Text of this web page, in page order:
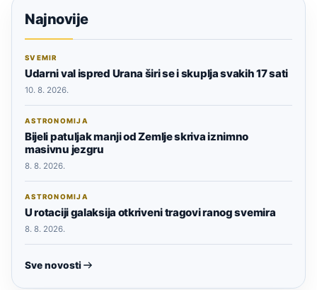
Najnovije
SVEMIR
Udarni val ispred Urana širi se i skuplja svakih 17 sati
10. 8. 2026.
ASTRONOMIJA
Bijeli patuljak manji od Zemlje skriva iznimno
masivnu jezgru
8. 8. 2026.
ASTRONOMIJA
U rotaciji galaksija otkriveni tragovi ranog svemira
8. 8. 2026.
Sve novosti